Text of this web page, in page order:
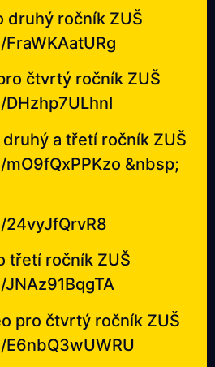
druhý ročník ZUŠ
čtvrtý ročník ZUŠ
a třetí ročník ZUŠ
&nbsp;
třetí ročník ZUŠ
pro čtvrtý ročník ZUŠ